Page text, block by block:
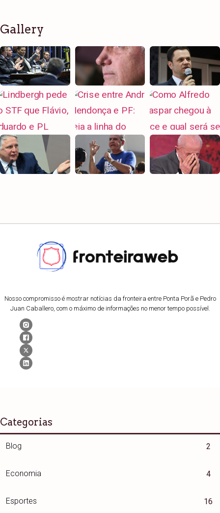
Gallery
Nosso compromisso é mostrar notícias da fronteira entre Ponta Porã e Pedro
Juan Caballero, com o máximo de informações no menor tempo possível.
Categorias
Blog 2
Economia 4
Esportes 16